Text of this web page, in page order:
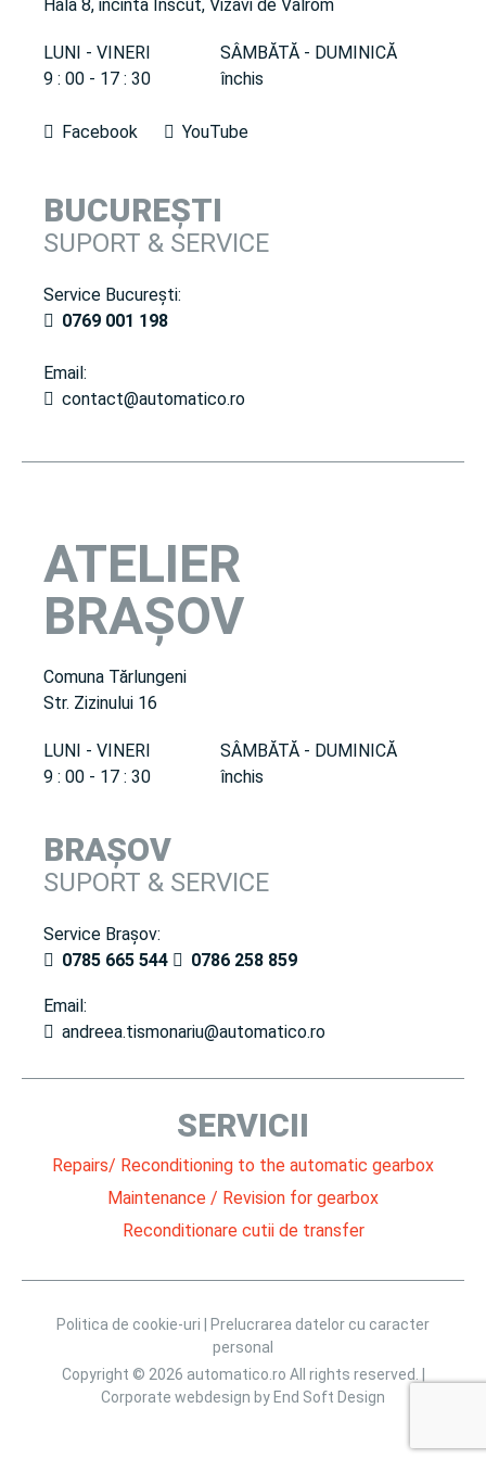
Hala 8, incinta Inscut, Vizavi de Valrom
LUNI - VINERI
9 : 00 - 17 : 30
SÂMBĂTĂ - DUMINICĂ
închis
Facebook YouTube
BUCUREȘTI
SUPORT & SERVICE
Service București:
0769 001 198
Email:
contact@automatico.ro
ATELIER
BRAȘOV
Comuna Tărlungeni
Str. Zizinului 16
LUNI - VINERI
9 : 00 - 17 : 30
SÂMBĂTĂ - DUMINICĂ
închis
BRAȘOV
SUPORT & SERVICE
Service Brașov:
0785 665 544
0786 258 859
Email:
andreea.tismonariu@automatico.ro
SERVICII
Repairs/ Reconditioning to the automatic gearbox
Maintenance / Revision for gearbox
Reconditionare cutii de transfer
Politica de cookie-uri |
Prelucrarea datelor cu caracter
personal
Copyright © 2026 automatico.ro All rights reserved. |
Corporate webdesign by End Soft Design